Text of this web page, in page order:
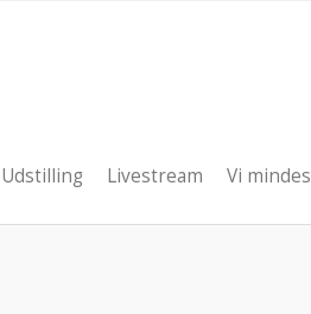
Udstilling Livestream Vi mindes